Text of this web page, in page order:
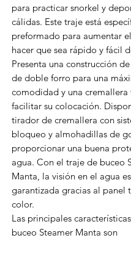
para practicar snorkel y
cálidas. Este traje está
preformado para aumentar
hacer que sea rápido y fácil
Presenta una construcción
de doble forro para una
comodidad y una cremallera
facilitar su colocación.
tirador de cremallera con
bloqueo y almohadillas de
proporcionar una buena
agua. Con el traje de buceo
Manta, la visión en el agua
garantizada gracias al panel
color.
Las principales
buceo Steamer Manta son